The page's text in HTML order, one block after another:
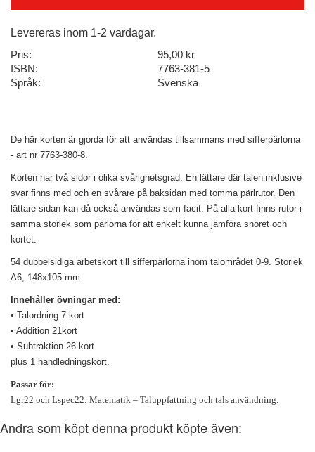
Levereras inom 1-2 vardagar.
Pris:
95,00 kr
ISBN:
7763-381-5
Språk:
Svenska
De här korten är gjorda för att användas tillsammans med sifferpärlorna
- art nr 7763-380-8.
Korten har två sidor i olika svårighetsgrad. En lättare där talen inklusive
svar finns med och en svårare på baksidan med tomma pärlrutor. Den
lättare sidan kan då också användas som facit. På alla kort finns rutor i
samma storlek som pärlorna för att enkelt kunna jämföra snöret och
kortet.
54 dubbelsidiga arbetskort till sifferpärlorna inom talområdet 0-9. Storlek
A6, 148x105 mm.
Innehåller övningar med:
• Talordning 7 kort
• Addition 21kort
• Subtraktion 26 kort
plus 1 handledningskort.
Passar för:
Lgr22 och Lspec22: Matematik – Taluppfattning och tals användning.
Andra som köpt denna produkt köpte även: